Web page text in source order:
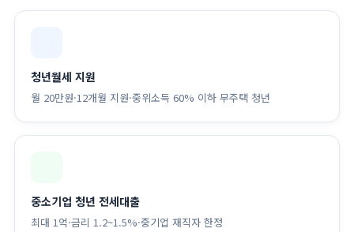
청년월세 지원
월 20만원·12개월 지원·중위소득 60% 이하 무주택 청년
중소기업 청년 전세대출
최대 1억·금리 1.2~1.5%·중기업 재직자 한정